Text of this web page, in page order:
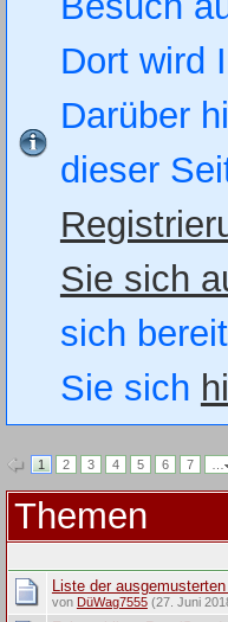
Dort wird
Darüber
dieser
Sie sich
sich
Sie sich
1 2 3 4 5 6 7 …
Themen
Liste der
von DüWag7555(27. Juni